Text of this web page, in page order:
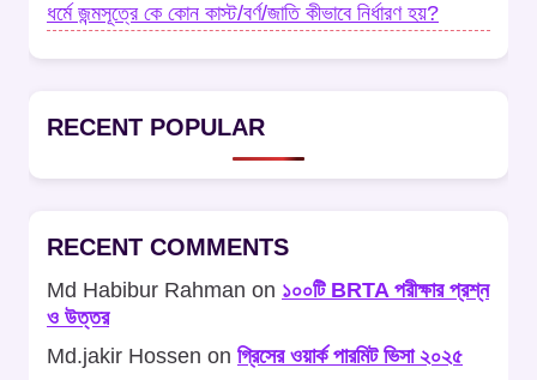
ধর্মে জন্মসূত্রে কে কোন কাস্ট/বর্ণ/জাতি কীভাবে নির্ধারণ হয়?
RECENT POPULAR
RECENT COMMENTS
Md Habibur Rahman on ১০০টি BRTA পরীক্ষার প্রশ্ন
ও উত্তর
Md.jakir Hossen on গ্রিসের ওয়ার্ক পারমিট ভিসা ২০২৫